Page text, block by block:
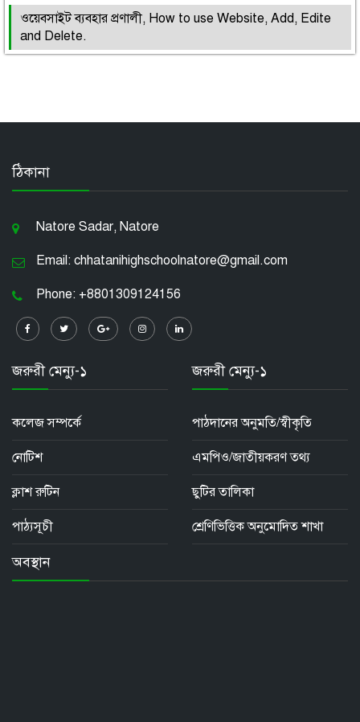
ওয়েবসাইট ব্যবহার প্রণালী, How to use Website, Add, Edite
and Delete.
ঠিকানা
Natore Sadar, Natore
Email: chhatanihighschoolnatore@gmail.com
Phone: +8801309124156
জরুরী মেন্যু-১
কলেজ সম্পর্কে
নোটিশ
ক্লাশ রুটিন
পাঠ্যসূচী
জরুরী মেন্যু-১
পাঠদানের অনুমতি/স্বীকৃতি
এমপিও/জাতীয়করণ তথ্য
ছুটির তালিকা
শ্রেণিভিত্তিক অনুমোদিত শাখা
অবস্থান